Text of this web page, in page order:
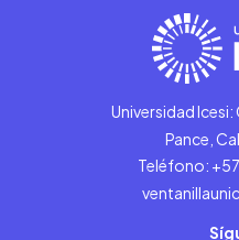
Universidad Icesi:
Pance,
Teléfono: